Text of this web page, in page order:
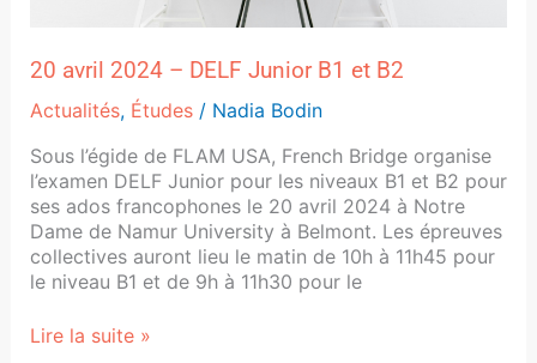
20 avril 2024 – DELF Junior B1 et B2
Actualités, Études/ Nadia Bodin
Sous l’égide de FLAM USA, French Bridge organise
l’examen DELF Junior pour les niveaux B1 et B2 pour
ses ados francophones le 20 avril 2024 à Notre
Dame de Namur University à Belmont. Les épreuves
collectives auront lieu le matin de 10h à 11h45 pour
le niveau B1 et de 9h à 11h30 pour le
Lire la suite »